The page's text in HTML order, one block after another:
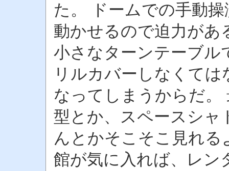
た。 ドームでの手動
動かせるので迫力があ
小さなターンテーブル
リルカバーしなくて
なってしまうからだ。
型とか、スペースシャ
んとかそこそこ見れ
館が気に入れば、レン